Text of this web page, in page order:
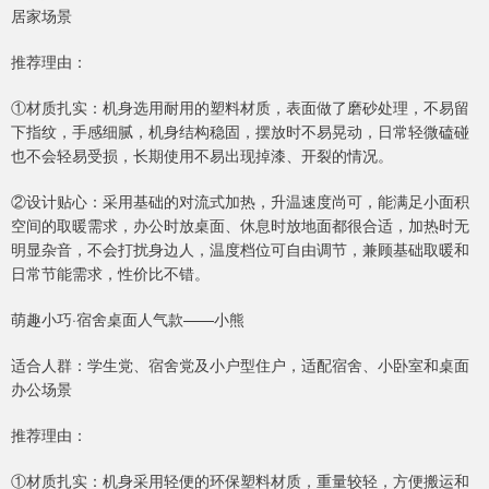
居家场景
推荐理由：
①材质扎实：机身选用耐用的塑料材质，表面做了磨砂处理，不易留
下指纹，手感细腻，机身结构稳固，摆放时不易晃动，日常轻微磕碰
也不会轻易受损，长期使用不易出现掉漆、开裂的情况。
②设计贴心：采用基础的对流式加热，升温速度尚可，能满足小面积
空间的取暖需求，办公时放桌面、休息时放地面都很合适，加热时无
明显杂音，不会打扰身边人，温度档位可自由调节，兼顾基础取暖和
日常节能需求，性价比不错。
萌趣小巧·宿舍桌面人气款——小熊
适合人群：学生党、宿舍党及小户型住户，适配宿舍、小卧室和桌面
办公场景
推荐理由：
①材质扎实：机身采用轻便的环保塑料材质，重量较轻，方便搬运和